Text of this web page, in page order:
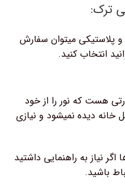
ترک:
پلاستیکی میتوان سفارش
انتخاب کنید.
هست که نور را از خود
خانه دیده نمیشود و نیازی
نیاز به راهنمایی داشتید